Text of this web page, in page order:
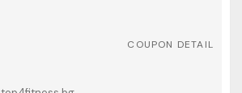
COUPON DETAIL